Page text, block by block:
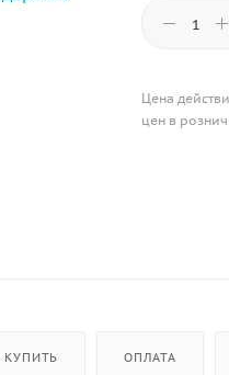
Цена
цен в
КУПИТЬ ОПЛАТА